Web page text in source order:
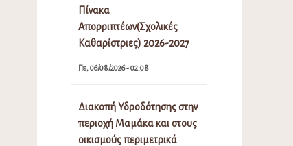
Πίνακα
Απορριπτέων(Σχολικές
Καθαρίστριες) 2026-2027
Πε, 06/08/2026 - 02:08
Διακοπή Υδροδότησης στην
περιοχή Μαμάκα και στους
οικισμούς περιμετρικά